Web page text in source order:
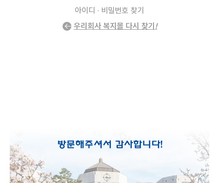
아이디 · 비밀번호 찾기
우리회사 복지몰 다시 찾기 !